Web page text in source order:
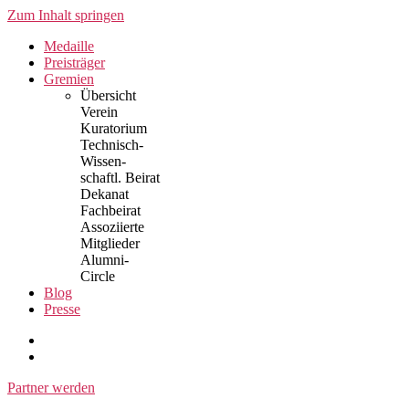
Zum Inhalt springen
Medaille
Preisträger
Gremien
Übersicht
Verein
Kuratorium
Technisch-
Wissen-
schaftl. Beirat
Dekanat
Fachbeirat
Assoziierte
Mitglieder
Alumni-
Circle
Blog
Presse
Partner werden